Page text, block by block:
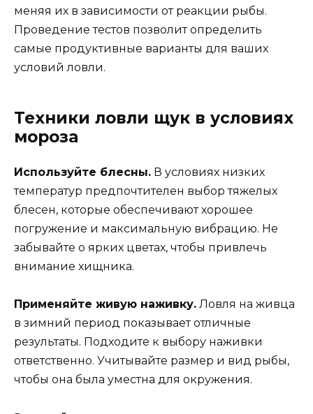
меняя их в зависимости от реакции рыбы.
Проведение тестов позволит определить
самые продуктивные варианты для ваших
условий ловли.
Техники ловли щук в условиях
мороза
Используйте блесны. В условиях низких
температур предпочтителен выбор тяжелых
блесен, которые обеспечивают хорошее
погружение и максимальную вибрацию. Не
забывайте о ярких цветах, чтобы привлечь
внимание хищника.
Применяйте живую наживку. Ловля на живца
в зимний период показывает отличные
результаты. Подходите к выбору наживки
ответственно. Учитывайте размер и вид рыбы,
чтобы она была уместна для окружения.